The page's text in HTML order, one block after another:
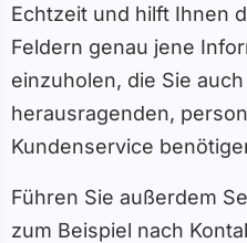
Echtzeit und hilft Ihnen
Feldern genau jene
einzuholen, die Sie
herausragenden,
Kundenservice
Führen Sie außerdem
zum Beispiel nach